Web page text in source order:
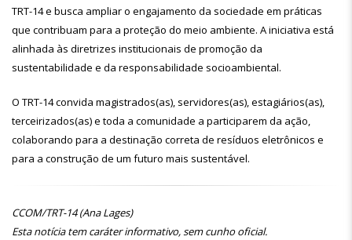
TRT-14 e busca ampliar o engajamento da sociedade em práticas
que contribuam para a proteção do meio ambiente. A iniciativa está
alinhada às diretrizes institucionais de promoção da
sustentabilidade e da responsabilidade socioambiental.
O TRT-14 convida magistrados(as), servidores(as), estagiários(as),
terceirizados(as) e toda a comunidade a participarem da ação,
colaborando para a destinação correta de resíduos eletrônicos e
para a construção de um futuro mais sustentável.
CCOM/TRT-14 (Ana Lages)
Esta notícia tem caráter informativo, sem cunho oficial.